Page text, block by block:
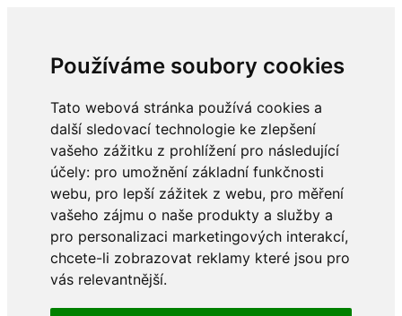
Používáme soubory cookies
Tato webová stránka používá cookies a
další sledovací technologie ke zlepšení
vašeho zážitku z prohlížení pro následující
účely: pro umožnění základní funkčnosti
webu, pro lepší zážitek z webu, pro měření
vašeho zájmu o naše produkty a služby a
pro personalizaci marketingových interakcí,
chcete-li zobrazovat reklamy které jsou pro
vás relevantnější.